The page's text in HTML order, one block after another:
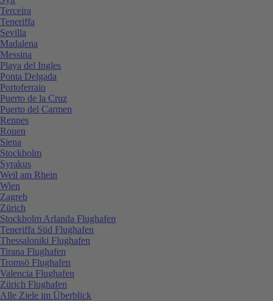
Terceira
Teneriffa
Sevilla
Madalena
Messina
Playa del Ingles
Ponta Delgada
Portoferraio
Puerto de la Cruz
Puerto del Carmen
Rennes
Rouen
Siena
Stockholm
Syrakus
Weil am Rhein
Wien
Zagreb
Zürich
Stockholm Arlanda Flughafen
Teneriffa Süd Flughafen
Thessaloniki Flughafen
Tirana Flughafen
Tromsö Flughafen
Valencia Flughafen
Zürich Flughafen
Alle Ziele im Überblick